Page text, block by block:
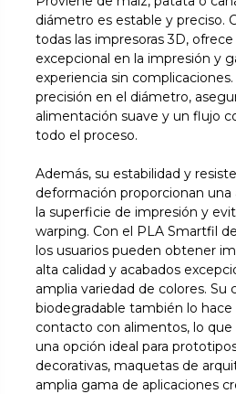
diámetro es estable y preciso.
todas las impresoras 3D,
excepcional en la impresión y
experiencia sin complicaciones.
precisión en el diámetro,
alimentación suave y un flujo
todo el proceso.
Además, su estabilidad y
deformación proporcionan
la superficie de impresión y
warping. Con el PLA Smartfil
los usuarios pueden obtener
alta calidad y acabados
amplia variedad de colores. Su
biodegradable también lo hace
contacto con alimentos, lo
una opción ideal para
decorativas, maquetas de
amplia gama de aplicaciones